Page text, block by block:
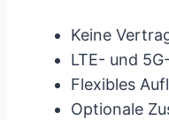
Keine
LTE- und
Flexibles
Optionale